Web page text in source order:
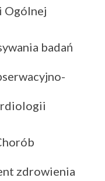
Ogólnej
badań
zdrowienia